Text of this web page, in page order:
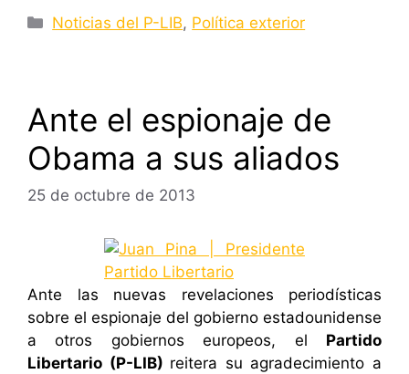
Categorías
Noticias del P-LIB, Política exterior
Ante el espionaje de
Obama a sus aliados
25 de octubre de 2013
Ante las nuevas revelaciones periodísticas
sobre el espionaje del gobierno estadounidense
a otros gobiernos europeos, el Partido
Libertario (P-LIB) reitera su agradecimiento a